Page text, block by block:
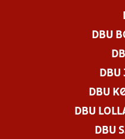
DBU
DBU
DBU
DBU
DBU